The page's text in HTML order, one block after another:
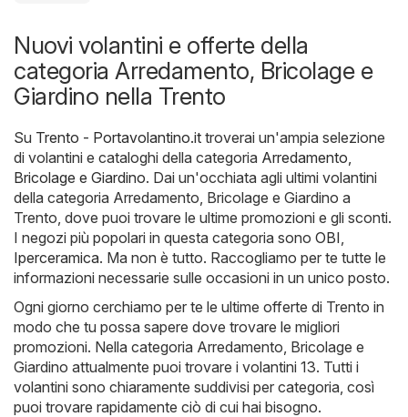
Nuovi volantini e offerte della
categoria Arredamento, Bricolage e
Giardino nella Trento
Su Trento - Portavolantino.it troverai un'ampia selezione
di volantini e cataloghi della categoria Arredamento,
Bricolage e Giardino. Dai un'occhiata agli ultimi volantini
della categoria Arredamento, Bricolage e Giardino a
Trento, dove puoi trovare le ultime promozioni e gli sconti.
I negozi più popolari in questa categoria sono OBI
Iperceramica. Ma non è tutto. Raccogliamo per te tutte le
informazioni necessarie sulle occasioni in un unico posto.
Ogni giorno cerchiamo per te le ultime offerte di Trento in
modo che tu possa sapere dove trovare le migliori
promozioni. Nella categoria Arredamento, Bricolage e
Giardino attualmente puoi trovare i volantini 13. Tutti i
volantini sono chiaramente suddivisi per categoria, così
puoi trovare rapidamente ciò di cui hai bisogno.